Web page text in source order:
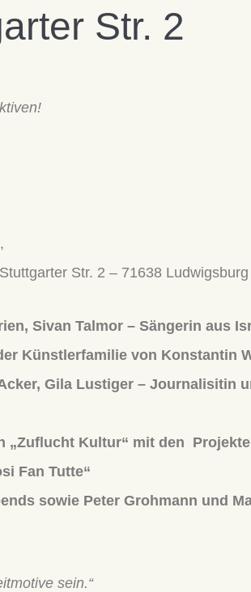
Str. 2
Str. 2 – 71638
Sivan Talmor – Sängerin aus
Künstlerfamilie von Konstantin
Gila Lustiger – Journalisitin
Kultur“ mit den
Fan Tutte“
sowie Peter Grohmann und
sein.“